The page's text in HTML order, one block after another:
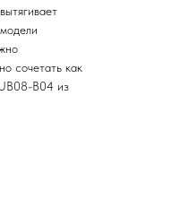
сочетать как
B04 из